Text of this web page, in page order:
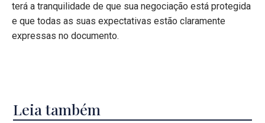
terá a tranquilidade de que sua negociação está protegida
e que todas as suas expectativas estão claramente
expressas no documento.
Leia também